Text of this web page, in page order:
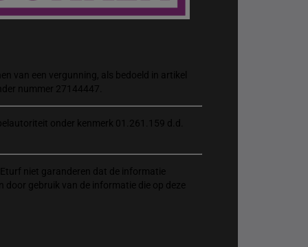
van een vergunning, als bedoeld in artikel
nummer 27144447.
onder kenmerk 01.261.159 d.d.
niet garanderen dat de informatie
gebruik van de informatie die op deze